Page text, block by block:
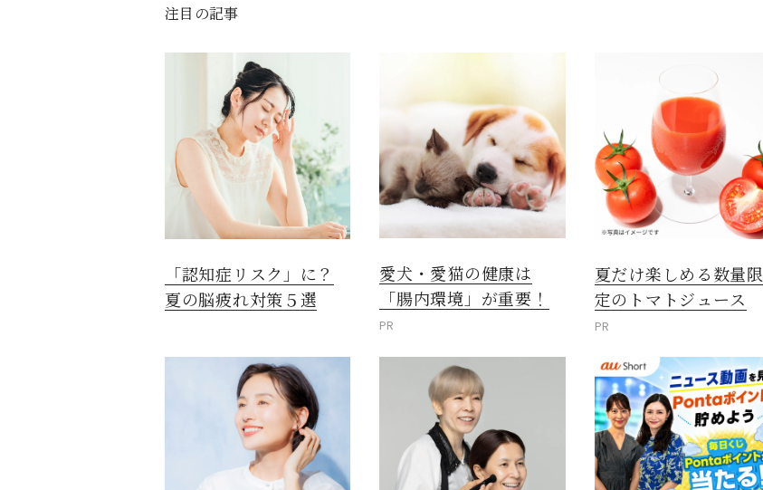
注目の記事
「認知症リスク」に？
夏の脳疲れ対策５選
愛犬・愛猫の健康は
「腸内環境」が重要！
PR
夏だけ楽しめる数量限
定のトマトジュース
PR